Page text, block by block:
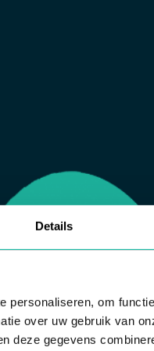
Details
personaliseren, om
over uw gebruik van
deze gegevens